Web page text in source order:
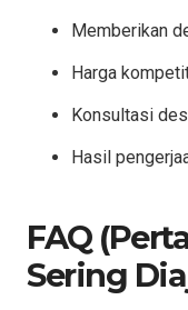
Memberikan
Harga
Konsultasi
Hasil
FAQ
Sering